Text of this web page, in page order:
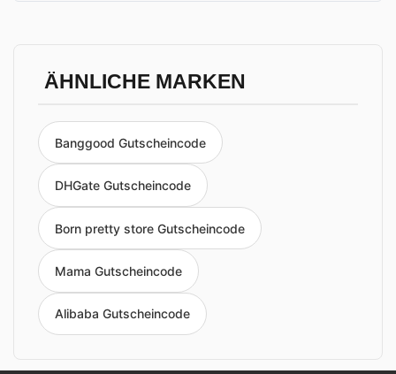
ÄHNLICHE MARKEN
Banggood Gutscheincode
DHGate Gutscheincode
Born pretty store Gutscheincode
Mama Gutscheincode
Alibaba Gutscheincode